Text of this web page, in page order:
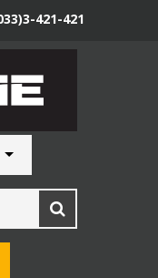
421-421